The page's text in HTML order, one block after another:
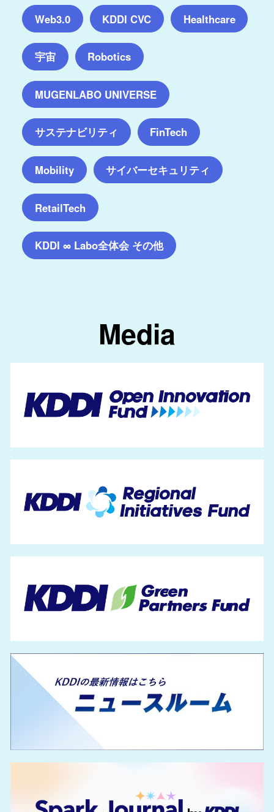
Web3.0 KDDI CVC Healthcare
宇宙 Robotics
MUGENLABO UNIVERSE
サステナビリティ FinTech
Mobility サイバーセキュリティ
RetailTech
KDDI ∞ Labo全体会 その他
Media